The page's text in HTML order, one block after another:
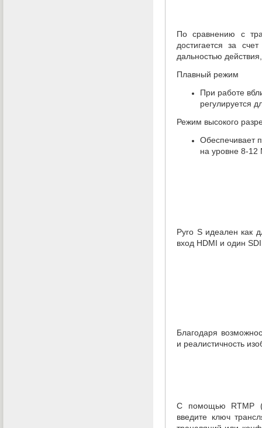
По сравнению с
достигается за
дальностью действия
Плавный режим
При работе
регулируется
Режим высокого
Обеспечивает
на уровне 8-12
Pyro S идеален как
вход HDMI и один SDI
Благодаря
и реалистичность
С помощью RTMP
введите ключ